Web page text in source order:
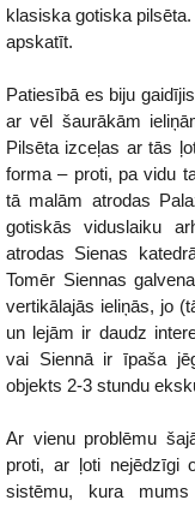
klasiska gotiska
apskatīt.
Patiesībā es biju
ar vēl šaurākām
Pilsēta izceļas ar tās
forma – proti, pa vidu
tā malām atrodas
gotiskās viduslaiku
atrodas Sienas
Tomēr Siennas
vertikālajās ieliņās, jo
un lejām ir daudz
vai Siennā ir īpaša
objekts 2-3 stundu
Ar vienu problēmu
proti, ar ļoti nejēdzīgi
sistēmu, kura